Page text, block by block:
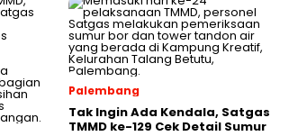
Palembang
Tak Ingin Ada Kendala, Satgas
TMMD ke-129 Cek Detail Sumur